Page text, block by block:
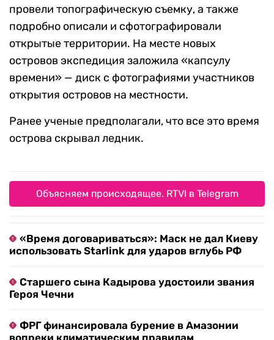
провели топографическую съемку, а также
подробно описали и сфотографировали
открытые территории. На месте новых
островов экспедиция заложила «капсулу
времени» — диск с фотографиями участников
открытия островов на местности.
Ранее ученые предполагали, что все это время
острова скрывал ледник.
Объясняем происходящее. RTVI в Telegram
«Время договариваться»: Маск не дал Киеву
использовать Starlink для ударов вглубь РФ
Старшего сына Кадырова удостоили звания
Героя Чечни
ФРГ финансировала бурение в Амазонии